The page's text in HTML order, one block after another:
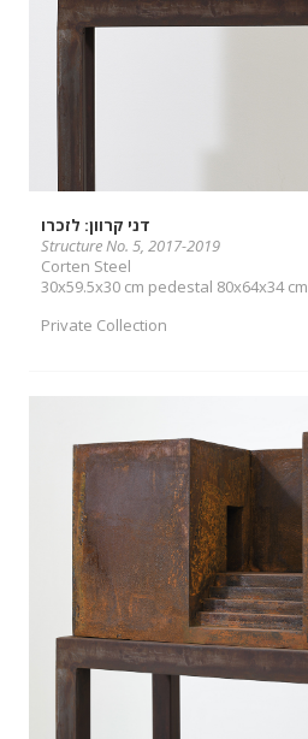
דני קרוון: לזכרו
Structure No. 5, 2017-2019
Corten Steel
30x59.5x30 cm pedestal 80x64x34 cm
Private Collection